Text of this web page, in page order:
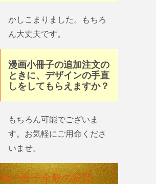
かしこまりました。もちろ
ん大丈夫です。
漫画小冊子の追加注文の
ときに、デザインの手直
しをしてもらえますか？
もちろん可能でございま
す。お気軽にご用命くださ
いませ。
小冊子全般の質問